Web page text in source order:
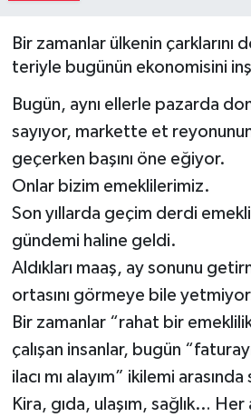
Bir zamanlar ülkenin çarklarını
teriyle bugünün ekonomisini
Bugün, aynı ellerle pazarda
sayıyor, markette et
geçerken başını öne eğiyor.
Onlar bizim emeklilerimiz.
Son yıllarda geçim derdi
gündemi haline geldi.
Aldıkları maaş, ay sonunu
ortasını görmeye bile
Bir zamanlar “rahat bir
çalışan insanlar, bugün
ilacı mı alayım” ikilemi arasında
Kira, gıda, ulaşım, sağlık…
Müzik
Resmi İlanlar
Sağlık
Sinemalar
Siyaset
Spor
Türkiye